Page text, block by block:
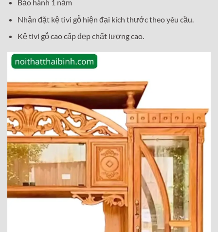
Bảo hành 1 năm
Nhận đặt kệ tivi gỗ hiện đại kích thước theo yêu cầu.
Kệ tivi gỗ cao cấp đẹp chất lượng cao.